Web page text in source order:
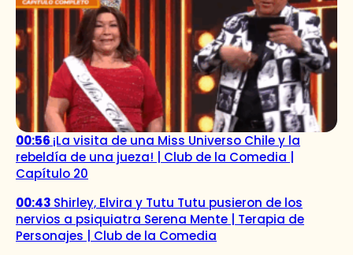
00:56 ¡La visita de una Miss Universo Chile y la
rebeldía de una jueza! | Club de la Comedia |
Capítulo 20
00:43 Shirley, Elvira y Tutu Tutu pusieron de los
nervios a psiquiatra Serena Mente | Terapia de
Personajes | Club de la Comedia